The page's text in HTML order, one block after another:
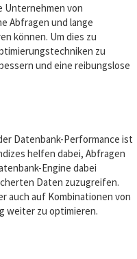
Unternehmen von
Abfragen und lange
können. Um dies zu
zu
und eine reibungslose
Datenbank-Performance ist
helfen dabei, Abfragen
Engine dabei
Daten zuzugreifen.
auch auf Kombinationen von
weiter zu optimieren.